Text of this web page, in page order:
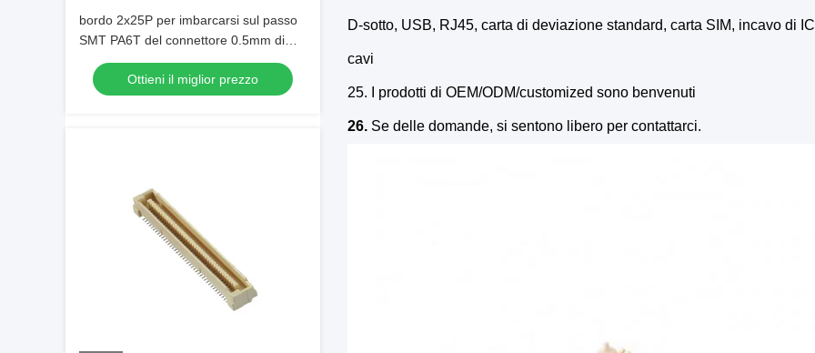
bordo 2x25P per imbarcarsi sul passo
SMT PA6T del connettore 0.5mm di
BTB per il bordo del PWB
Ottieni il miglior prezzo
D-sotto, USB, RJ45, carta di deviazione standard, carta SIM, incavo di
cavi
25. I prodotti di OEM/ODM/customized sono benvenuti
26. Se delle domande, si sentono libero per contattarci.